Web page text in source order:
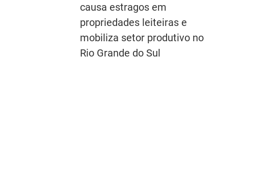
causa estragos em
propriedades leiteiras e
mobiliza setor produtivo no
Rio Grande do Sul